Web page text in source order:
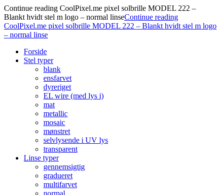
Continue reading CoolPixel.me pixel solbrille MODEL 222 –
Blankt hvidt stel m logo – normal linseContinue reading
CoolPixel.me pixel solbrille MODEL 222 – Blankt hvidt stel m logo
– normal linse
Forside
Stel typer
blank
ensfarvet
dyreriget
EL wire (med lys i)
mat
metallic
mosaic
mønstret
selvlysende i UV lys
transparent
Linse typer
gennemsigtig
gradueret
multifarvet
normal